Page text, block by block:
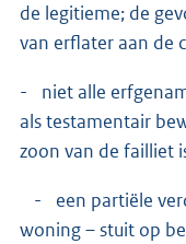
de legitieme; de
van erflater aan de
- niet alle
als testamentair
zoon van de failliet
- een partiële
woning – stuit op